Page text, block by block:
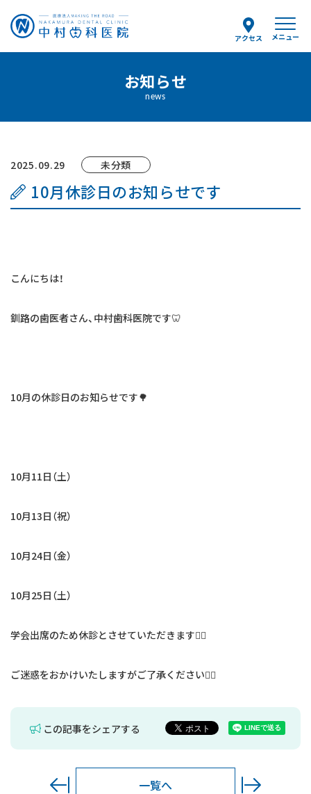
アクセス
お知らせ
news
2025.09.29 未分類
10月休診日のお知らせです
こんにちは！
釧路の歯医者さん、中村歯科医院です🦷
10月の休診日のお知らせです🌳
10月11日（土）
10月13日（祝）
10月24日（金）
10月25日（土）
学会出席のため休診とさせていただきます🙇‍♀️
ご迷惑をおかけいたしますがご了承ください🙇‍♀️
この記事をシェアする
一覧へ
メニュー
予約のお電話はこちらから
0154-25-8036
（受付時間）
当院について
診療案内
はじめての方へ
お知らせ
お問い合わせ